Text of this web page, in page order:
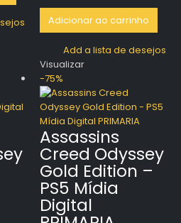
Adicionar ao carrinho
Add a lista de desejos
Visualizar
-75%
Assassins
Creed Odyssey
Gold Edition –
PS5 Mídia
Digital